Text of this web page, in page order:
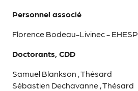
Personnel associé
Florence Bodeau-Livinec - EHESP
Doctorants, CDD
Samuel Blankson , Thésard
Sébastien Dechavanne , Thésard